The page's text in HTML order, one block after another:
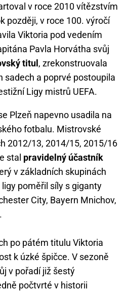
v roce 2010 vítězstvím
později, v roce 100. výročí
Viktoria pod vedením
Pavla Horvátha svůj
titul , zrekonstruovala
sadech a poprvé postoupila
Ligy mistrů UEFA.
Plzeň napevno usadila na
fotbalu. Mistrovské
2012/13, 2014/15, 2015/16
stal pravidelný účastník
v základních skupinách
poměřil síly s giganty
City, Bayern Mnichov,
po pátém titulu Viktoria
k úzké špičce. V sezoně
v pořadí již šestý
počtvrté v historii